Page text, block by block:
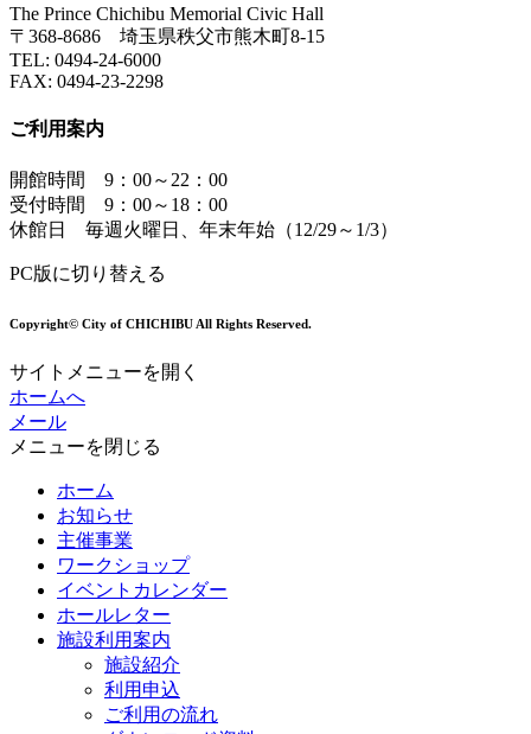
The Prince Chichibu Memorial Civic Hall
〒368-8686 埼玉県秩父市熊木町8-15
TEL: 0494-24-6000
FAX: 0494-23-2298
ご利用案内
開館時間 9：00～22：00
受付時間 9：00～18：00
休館日 毎週火曜日、年末年始（12/29～1/3）
PC版に切り替える
Copyright© City of CHICHIBU All Rights Reserved.
サイトメニューを開く
ホームへ
メール
メニューを閉じる
ホーム
お知らせ
主催事業
ワークショップ
イベントカレンダー
ホールレター
施設利用案内
施設紹介
利用申込
ご利用の流れ